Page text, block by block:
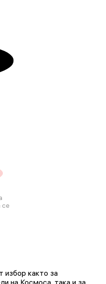
избор както за
на Космоса, така и за